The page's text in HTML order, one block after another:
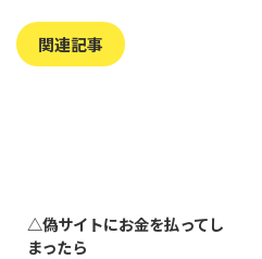
関連記事
△偽サイトにお金を払ってし
まったら